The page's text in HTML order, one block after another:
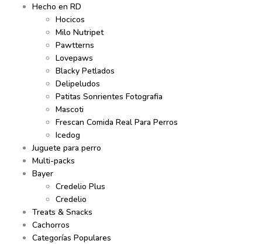
Hecho en RD
Hocicos
Milo Nutripet
Pawtterns
Lovepaws
Blacky Petlados
Delipeludos
Patitas Sonrientes Fotografia
Mascoti
Frescan Comida Real Para Perros
Icedog
Juguete para perro
Multi-packs
Bayer
Credelio Plus
Credelio
Treats & Snacks
Cachorros
Categorías Populares